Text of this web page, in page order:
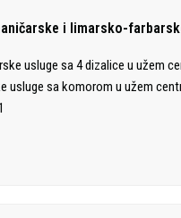
i limarsko-
usluge sa 4 dizalice u užem
usluge sa komorom u užem